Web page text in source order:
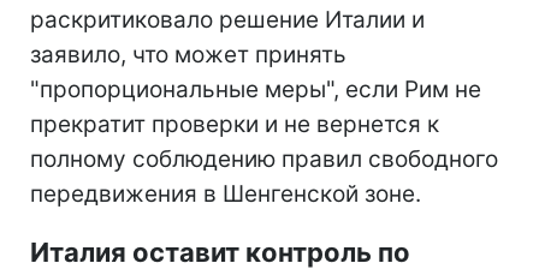
раскритиковало решение Италии и
заявило, что может принять
"пропорциональные меры", если Рим не
прекратит проверки и не вернется к
полному соблюдению правил свободного
передвижения в Шенгенской зоне.
Италия оставит контроль по